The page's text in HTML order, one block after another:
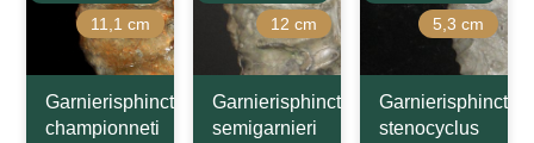
11,1 cm
Garnierisphinctes
championneti
12 cm
Garnierisphinctes
semigarnieri
5,3 cm
Garnierisphinctes
stenocyclus